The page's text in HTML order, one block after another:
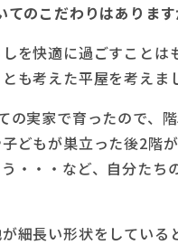
てのこだわりはあります
を快適に過ごすことは
も考えた平屋を考えま
の実家で育ったので、
どもが巣立った後2階
・・・など、自分たち
細長い形状をしている